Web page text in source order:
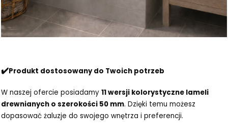
✔️Produkt dostosowany do Twoich potrzeb
W naszej ofercie posiadamy 11 wersji kolorystyczne lameli
drewnianych o szerokości 50 mm. Dzięki temu możesz
dopasować żaluzje do swojego wnętrza i preferencji.